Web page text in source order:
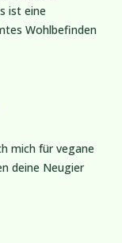
ist eine
Wohlbefinden
mich für vegane
deine Neugier